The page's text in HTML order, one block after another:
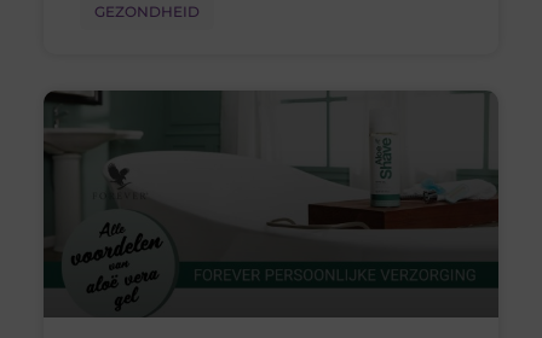
GEZONDHEID